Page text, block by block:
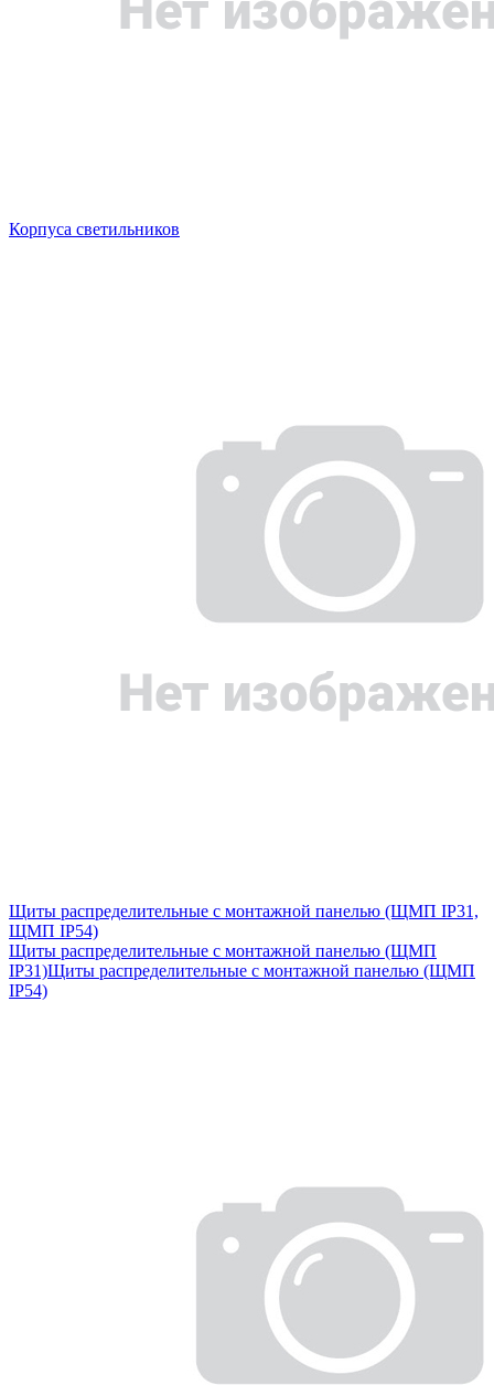
Корпуса светильников
Щиты распределительные с монтажной панелью (ЩМП IP31,
ЩМП IP54)
Щиты распределительные с монтажной панелью (ЩМП
IP31)Щиты распределительные с монтажной панелью (ЩМП
IP54)